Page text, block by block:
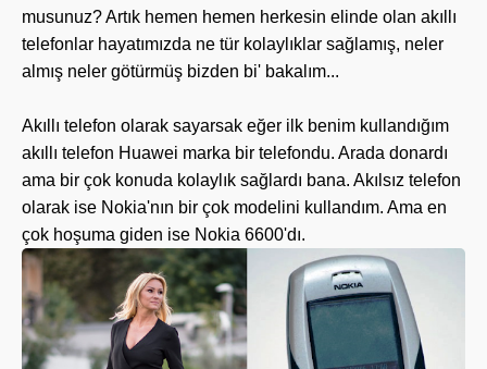
musunuz? Artık hemen hemen herkesin elinde olan akıllı
telefonlar hayatımızda ne tür kolaylıklar sağlamış, neler
almış neler götürmüş bizden bi' bakalım...
Akıllı telefon olarak sayarsak eğer ilk benim kullandığım
akıllı telefon Huawei marka bir telefondu. Arada donardı
ama bir çok konuda kolaylık sağlardı bana. Akılsız telefon
olarak ise Nokia'nın bir çok modelini kullandım. Ama en
çok hoşuma giden ise Nokia 6600'dı.